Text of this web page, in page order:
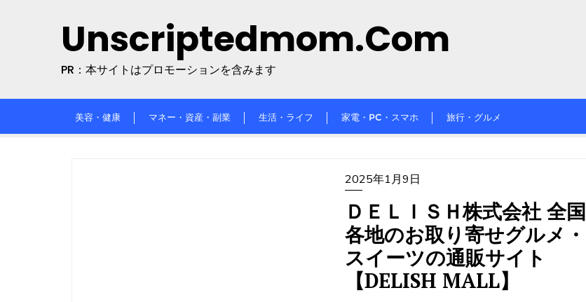
Unscriptedmom.com
PR：本サイトはプロモーションを含みます
美容・健康 マネー・資産・副業 生活・ライフ 家電・PC・スマホ 旅行・グルメ
2025年1月9日
ＤＥＬＩＳＨ株式会社 全国
各地のお取り寄せグルメ・
スイーツの通販サイト
【DELISH MALL】